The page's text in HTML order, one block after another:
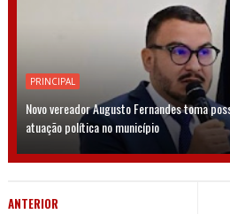
PRINCIPAL
Novo vereador Augusto Fernandes toma
atuação política no município
ANTERIOR